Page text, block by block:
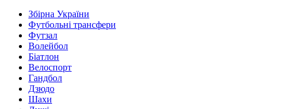
Збірна України
Футбольні трансфери
Футзал
Волейбол
Біатлон
Велоспорт
Гандбол
Дзюдо
Шахи